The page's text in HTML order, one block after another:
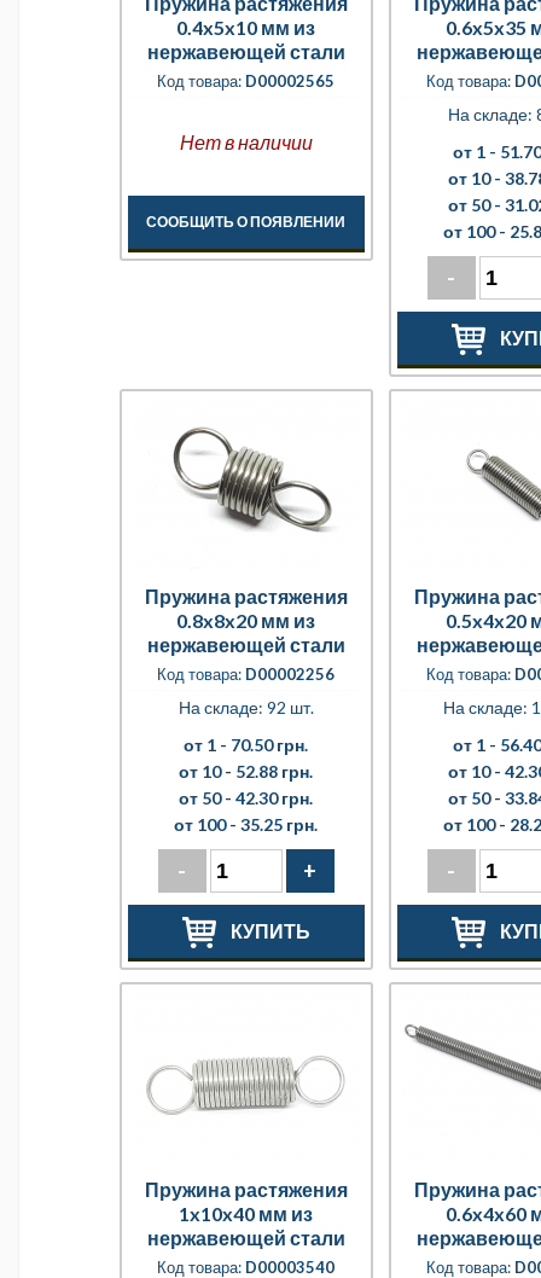
0.4x5x10 мм из
нержавеющей стали
Код товара: D00002565
Нет в наличии
СООБЩИТЬ О ПОЯВЛЕНИИ
0.6x5x35
Код товара:
На складе:
от 1 -
от 10 -
от 50 -
от 100 -
-
Пружина растяжения
0.8x8x20 мм из
нержавеющей стали
Код товара: D00002256
На складе: 92 шт.
от 1 - 70.50 грн.
от 10 - 52.88 грн.
от 50 - 42.30 грн.
от 100 - 35.25 грн.
- +
КУПИТЬ
Пружина
0.5x4x20
Код товара:
На складе:
от 1 -
от 10 -
от 50 -
от 100 -
-
Пружина растяжения
1x10x40 мм из
нержавеющей стали
Код товара: D00003540
Пружина
0.6x4x60
Код товара: